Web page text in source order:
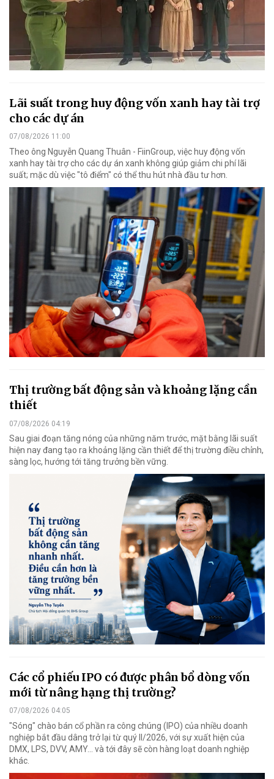
Lãi suất trong huy động vốn xanh hay tài trợ
cho các dự án
07/08/2026 11:00
Theo ông Nguyễn Quang Thuân - FiinGroup, việc huy động vốn
xanh hay tài trợ cho các dự án xanh không giúp giảm chi phí lãi
suất; mặc dù việc "tô điểm" có thể thu hút nhà đầu tư hơn.
Thị trường bất động sản và khoảng lặng cần
thiết
07/08/2026 04:19
Sau giai đoạn tăng nóng của những năm trước, mặt bằng lãi suất
hiện nay đang tạo ra khoảng lặng cần thiết để thị trường điều chỉnh,
sàng lọc, hướng tới tăng trưởng bền vững.
Các cổ phiếu IPO có được phân bổ dòng vốn
mới từ nâng hạng thị trường?
07/08/2026 04:05
"Sóng" chào bán cổ phần ra công chúng (IPO) của nhiều doanh
nghiệp bắt đầu dâng trở lại từ quý II/2026, với sự xuất hiện của
DMX, LPS, DVV, AMY... và tới đây sẽ còn hàng loạt doanh nghiệp
khác.